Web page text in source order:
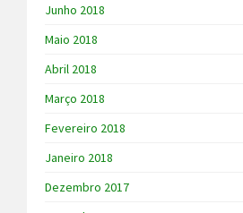
Junho 2018
Maio 2018
Abril 2018
Março 2018
Fevereiro 2018
Janeiro 2018
Dezembro 2017